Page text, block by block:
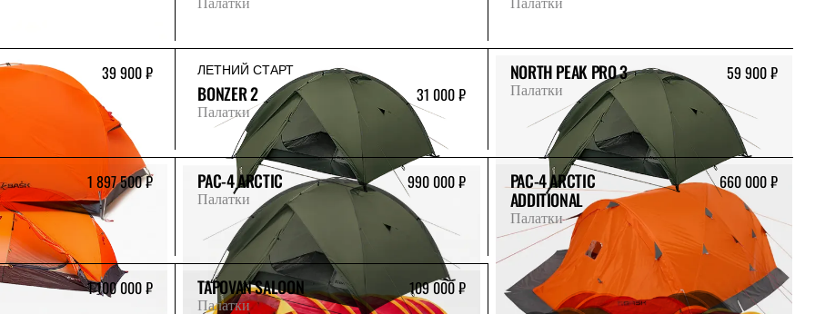
Палатки Палатки
39 900 ₽ ЛЕТНИЙ СТАРТ
BONZER 2
Палатки
31 000 ₽
NORTH PEAK PRO 3
Палатки
59 900 ₽
1 897 500 ₽ PAC-4 ARCTIC
Палатки
990 000 ₽
PAC-4 ARCTIC
ADDITIONAL
Палатки
660 000 ₽
1 100 000 ₽ TAPOVAN SALOON
Палатки
109 000 ₽